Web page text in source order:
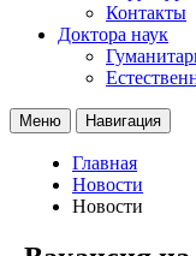
Контакты
Доктора наук
Меню Навигация
Главная
Новости
Новости